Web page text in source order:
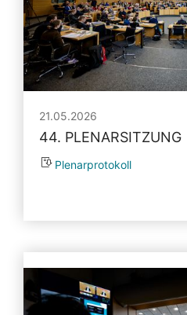
21.05.2026
44. PLENARSITZUNG
Plenarprotokoll